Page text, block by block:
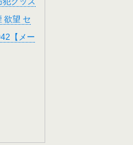
欲望 セ
【メー